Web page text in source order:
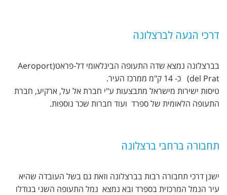
דרכי הגעה לברצלונה
בברצלונה נמצא שדה התעופה הבינלאומי דל-פראט(Aeroport
del Prat) כ- 14 ק"מ ממרכז העיר.
טיסות ישירות מישראל מתבצעות ע"י חברת אל על, ארקיע, חברת
התעופה הלאומית של ספרד ועוד חברות שכר נוספות.
תחבורה ברחבי ברצלונה
ישנן דרכי תחבורה רבות בברצלונה וזאת גם בשל העובדה שהיא
עיר הנמל המרכזית בספרד ובא נמצא נמל התעופה השני בגודלו